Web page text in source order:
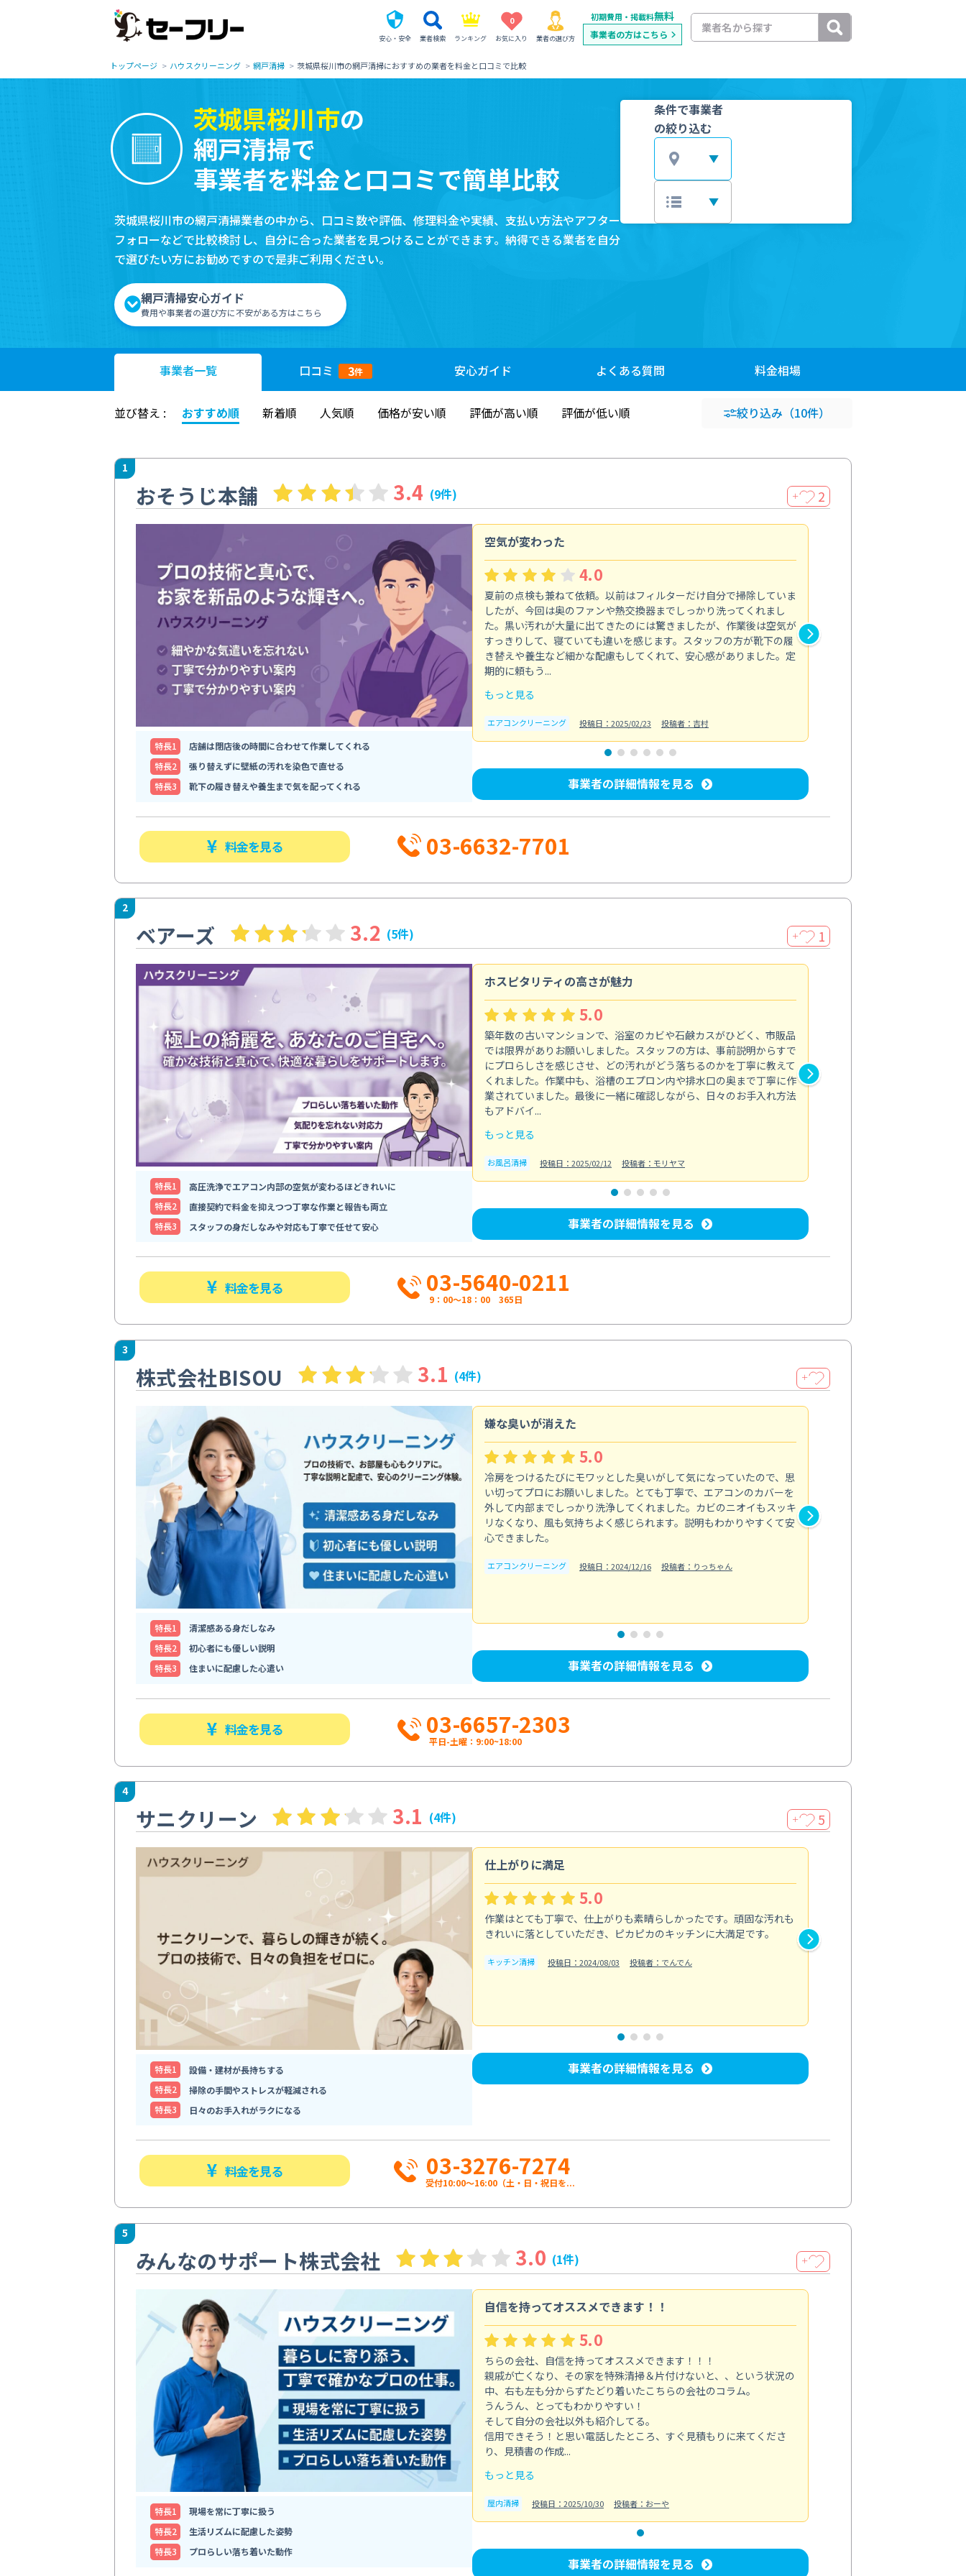
安心・安全 業者検索 ランキング
0
お気に入り 業者の選び方
初期費用・掲載料無料
事業者の方はこちら
トップページ ハウスクリーニング 網戸清掃 茨城県桜川市の網戸清掃におすすめの業者を料金と口コミで比較
茨城県桜川市の
網戸清掃で
事業者を料金と口コミで簡単比較
茨城県桜川市の網戸清掃業者の中から、口コミ数や評価、修理料金や実績、支払い方法やアフター
フォローなどで比較検討し、自分に合った業者を見つけることができます。納得できる業者を自分
で選びたい方にお勧めですので是非ご利用ください。
網戸清掃安心ガイド
費用や事業者の選び方に不安がある方はこちら
条件で事業者
の絞り込む
事業者一覧 口コミ 3件 安心ガイド よくある質問 料金相場
並び替え : おすすめ順 新着順 人気順 価格が安い順 評価が高い順 評価が低い順 絞り込み （10件）
1
おそうじ本舗 3.4 (9件) ＋ 2
特⻑1
店舗は閉店後の時間に合わせて作業してくれる
特⻑2
張り替えずに壁紙の汚れを染色で直せる
特⻑3
靴下の履き替えや養生まで気を配ってくれる
空気が変わった
4.0
夏前の点検も兼ねて依頼。以前はフィルターだけ自分で掃除していま
したが、今回は奥のファンや熱交換器までしっかり洗ってくれまし
た。黒い汚れが大量に出てきたのには驚きましたが、作業後は空気が
すっきりして、寝ていても違いを感じます。スタッフの方が靴下の履
き替えや養生など細かな配慮もしてくれて、安心感がありました。定
期的に頼もう...
もっと見る
エアコンクリーニング 投稿日：2025/02/23 投稿者：吉村
事業者の詳細情報を見る
料金を見る 03-6632-7701
2
ベアーズ 3.2 (5件) ＋ 1
特⻑1
高圧洗浄でエアコン内部の空気が変わるほどきれいに
特⻑2
直接契約で料金を抑えつつ丁寧な作業と報告も両立
特⻑3
スタッフの身だしなみや対応も丁寧で任せて安心
ホスピタリティの高さが魅力
5.0
築年数の古いマンションで、浴室のカビや石鹸カスがひどく、市販品
では限界がありお願いしました。スタッフの方は、事前説明からすで
にプロらしさを感じさせ、どの汚れがどう落ちるのかを丁寧に教えて
くれました。作業中も、浴槽のエプロン内や排水口の奥まで丁寧に作
業されていました。最後に一緒に確認しながら、日々のお手入れ方法
もアドバイ...
もっと見る
お風呂清掃 投稿日：2025/02/12 投稿者：モリヤマ
事業者の詳細情報を見る
料金を見る 03-5640-0211
9：00～18：00 365日
3
株式会社BISOU 3.1 (4件) ＋
特⻑1
清潔感ある身だしなみ
特⻑2
初心者にも優しい説明
特⻑3
住まいに配慮した心遣い
嫌な臭いが消えた
5.0
冷房をつけるたびにモワッとした臭いがして気になっていたので、思
い切ってプロにお願いしました。とても丁寧で、エアコンのカバーを
外して内部までしっかり洗浄してくれました。カビのニオイもスッキ
リなくなり、風も気持ちよく感じられます。説明もわかりやすくて安
心できました。
エアコンクリーニング 投稿日：2024/12/16 投稿者：りっちゃん
事業者の詳細情報を見る
料金を見る 03-6657-2303
平日-土曜：9:00~18:00
4
サニクリーン 3.1 (4件) ＋ 5
特⻑1
設備・建材が長持ちする
特⻑2
掃除の手間やストレスが軽減される
特⻑3
日々のお手入れがラクになる
仕上がりに満足
5.0
作業はとても丁寧で、仕上がりも素晴らしかったです。頑固な汚れも
きれいに落としていただき、ピカピカのキッチンに大満足です。
キッチン清掃 投稿日：2024/08/03 投稿者：でんでん
事業者の詳細情報を見る
料金を見る 03-3276-7274
受付10:00〜16:00（土・日・祝日を...
5
みんなのサポート株式会社 3.0 (1件) ＋
特⻑1
現場を常に丁寧に扱う
特⻑2
生活リズムに配慮した姿勢
特⻑3
プロらしい落ち着いた動作
自信を持ってオススメできます！！
5.0
ちらの会社、自信を持ってオススメできます！！！
親戚が亡くなり、その家を特殊清掃＆片付けないと、、という状況の
中、右も左も分からずたどり着いたこちらの会社のコラム。
うんうん、とってもわかりやすい！
そして自分の会社以外も紹介してる。
信用できそう！と思い電話したところ、すぐ見積もりに来てくださ
り、見積書の作成...
もっと見る
屋内清掃 投稿日：2025/10/30 投稿者：おーや
事業者の詳細情報を見る